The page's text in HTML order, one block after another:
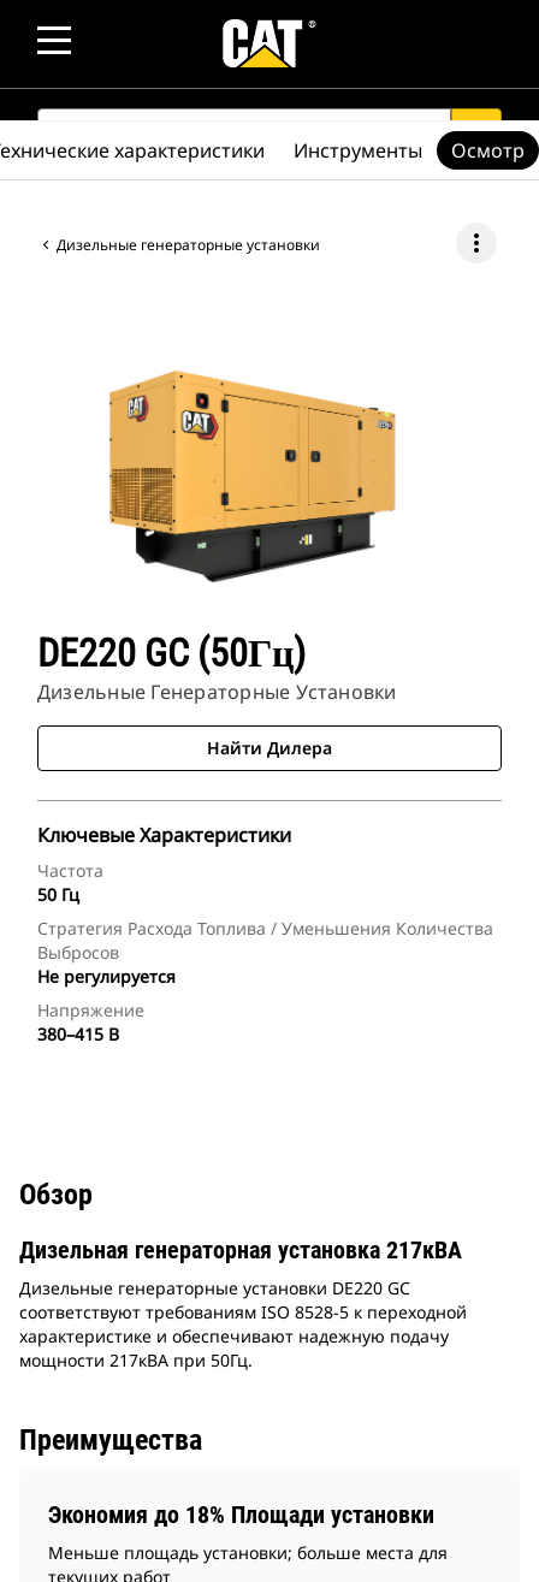
SEARCH search
Дизельные генераторные установки more_vert
DE220 GC (50Гц)
Дизельные Генераторные Установки
Найти Дилера
Ключевые Характеристики
Частота
50 Гц
Стратегия Расхода Топлива / Уменьшения Количества
Выбросов
Не регулируется
Напряжение
380–415 В
характеристики Инструменты Осмотр
Обзор
Дизельная генераторная установка 217кВА
Дизельные генераторные установки DE220 GC
соответствуют требованиям ISO 8528-5 к переходной
характеристике и обеспечивают надежную подачу
мощности 217кВА при 50Гц.
Преимущества
Экономия до 18% Площади установки
Меньше площадь установки; больше места для
текущих работ